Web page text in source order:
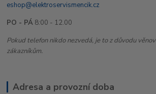
eshop@elektroservismencik.cz
PO - PÁ 8:00 - 12.00
Pokud telefon nikdo nezvedá, je to z důvodu
zákazníkům.
Adresa a provozní doba